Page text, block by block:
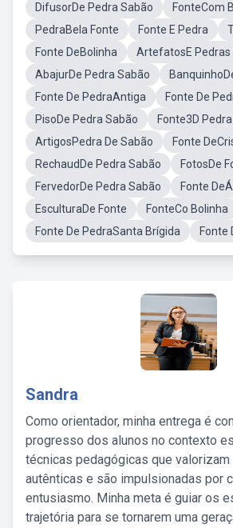
DifusorDe Pedra Sabão
FonteCom
PedraBela Fonte
Fonte E Pedra
Fonte DeBolinha
ArtefatosE Pedras
AbajurDe Pedra Sabão
Fonte De PedraAntiga
Fonte De
PisoDe Pedra Sabão
Fonte3D Pedra
ArtigosPedra De Sabão
Fonte
RechaudDe Pedra Sabão
FotosDe
FervedorDe Pedra Sabão
Fonte
EsculturaDe Fonte
FonteCo Bolinha
Fonte De PedraSanta Brígida
Fonte
Sandra
Como orientador, minha entrega é
progresso dos alunos no contexto
técnicas pedagógicas que
autênticas e são impulsionadas por
entusiasmo. Minha meta é guiar os
trajetória para se tornarem uma